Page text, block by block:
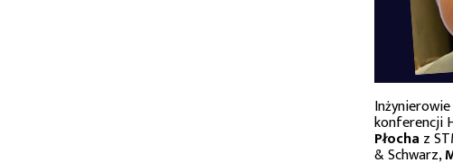
konferencji
Płocha z
& Schwarz,